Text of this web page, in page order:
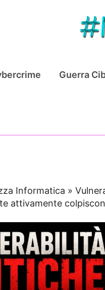
Guerra
Informatica »
attivamente